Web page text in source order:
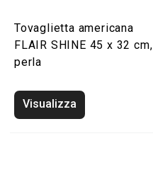
Tovaglietta americana
FLAIR SHINE 45 x 32 cm,
perla
Visualizza